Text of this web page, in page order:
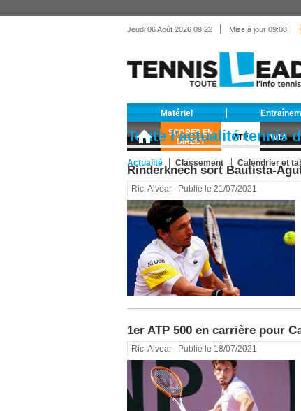
Jeudi 06 Août 2026 09:22 | Mise à jour 09:08
Matériel
SCORES EN
DIRECT
ATP
Actualité
Classement
ATP
Calendrier et
WTA
Toute l’actualité tennis
Rinderknech sort Bautista-
Ric. Alvear- Publié le 21/07/2021
1er ATP 500 en carrière pour
Ric. Alvear- Publié le 18/07/2021